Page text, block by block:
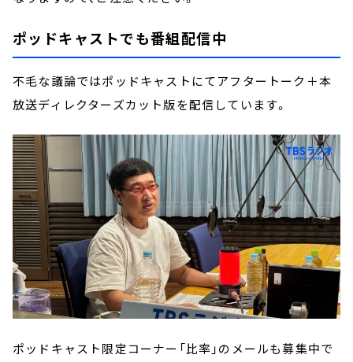
ポッドキャストでも番組配信中
不毛な議論ではポッドキャストにてアフタートーク＋本
放送ディレクターズカット版を配信しています。
ポッドキャスト限定コーナー「比率」のメールも募集中で